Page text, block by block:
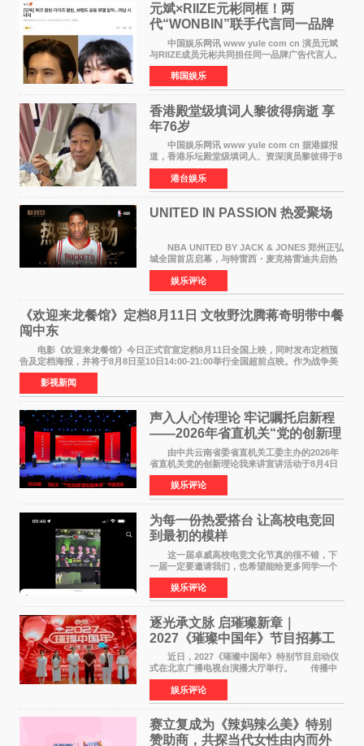
元斌×RIIZE元彬同框！两
代“WONBIN”联手代言同一品牌
颜值天花板合体
中国娱乐网讯 www yule com cn 演员元斌
与RIIZE成员元彬共同担任同一品牌广告代言人。
6日据独家报道，继演员元斌之后，RIIZE元彬最
近也被选为某在线中介平台A公司的共同广告代言
人，两人将作
韩国娱乐
香港殿堂级填词人黎彼得病逝 享
年76岁​
中国娱乐网讯 www yule com cn 据港媒报
道，香港乐坛殿堂级填词人、资深演员黎彼得于8
月5日上午因病离世，终年76岁。好友钟志光透
露，黎彼得今年3月中风后便卧床休养，身体机能
持续衰退，最
港台娱乐
UNITED IN PASSION 热爱聚场
NBA UNITED BY JACK & JONES 郑州正弘
城全国首店启幕，与特雷西・麦克格雷迪共启热
爱 2026 年7 月21 日，
NBAUNITEDBYJACK&JONES 全国首店，于郑
州正弘城正式启幕。NBA 传奇球星
娱乐评论
《欢迎来龙餐馆》定档8月11日 文牧野沈腾蒋奇明带中餐
闯中东
电影《欢迎来龙餐馆》今日正式官宣定档8月11日全国上映，同时发布定档预
告及定档海报，并将于8月8日至10日14:00-21:00举行全国超前点映。作为战争美
食大片，影片讲述的是中国厨师徐福（沈腾
影视新闻
声入人心传理论 牢记嘱托启新程
——2026年省直机关“党的创新理
论我来讲”宣讲活动圆满落幕
由中共云南省委省直机关工委主办的2026年
省直机关党的创新理论我来讲宣讲活动于8月4日
至5日在昆明举办。活动以 "牢记嘱托 感恩奋进
开创云南发展新局面 "为主题，坚持以新时代中国
特色社会主义
娱乐评论
为每一份热爱搭台 让高校电竞回
到最初的模样
这一届卓威高校电竞文化节真的很不错，下
一届一定要邀请我们，也希望能给更多同学一个
来到现场的机会。 2026卓威高校电竞文化节
已经落下帷幕，在活动结束后，仍有不少高校电
竞社负责人和现
娱乐评论
逐光承文脉 启璀璨新章｜
2027《璀璨中国年》节目招募工
作圆满启动
近日，2027《璀璨中国年》特别节目启动仪
式在北京广播电视台演播大厅举行。 传播中
华优秀传统文化，弘扬纯正国风艺术，打造高规
格、高质感、正能量的文艺盛典，是璀璨中国年
矢志不渝的初心
娱乐评论
赛立复成为《辣妈辣么美》特别
赞助商，共探当代女性由内而外